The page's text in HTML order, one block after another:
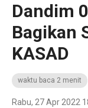
Dandim
Bagikan
KASAD
waktu baca 2 menit
Rabu, 27 Apr 2022